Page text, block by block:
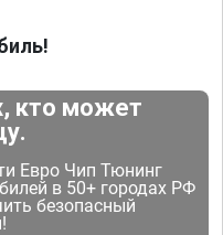
кто может
Евро Чип Тюнинг
в 50+ городах РФ
безопасный